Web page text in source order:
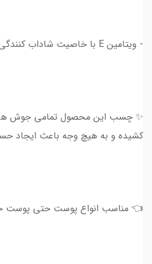
- ویتامین E با خاصیت شاداب کنندگی و رطوبت رسانی پوست🌟
✨ چسب این محصول تمامی جوش
کشیده و به هیچ وجه باعث ایجاد
👈 مناسب انواع پوست حتی